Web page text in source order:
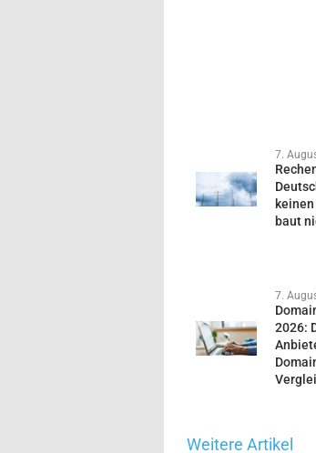
7.
baut
7.
2026:
Weitere Artikel